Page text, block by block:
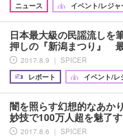
ニュース
イベント/レジャ
日本最大級の民謡流しを
押しの『新潟まつり』
2017.8.9 ｜ SPICER
レポート
イベント/レ
闇を照らす幻想的なあか
妙技で100万人超を魅了
2017.8.6 ｜ SPICER